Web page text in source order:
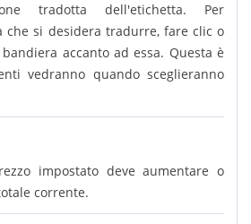
tradotta dell'etichetta. Per
che si desidera tradurre, fare clic o
accanto ad essa. Questa è
vedranno quando sceglieranno
impostato deve aumentare o
corrente.